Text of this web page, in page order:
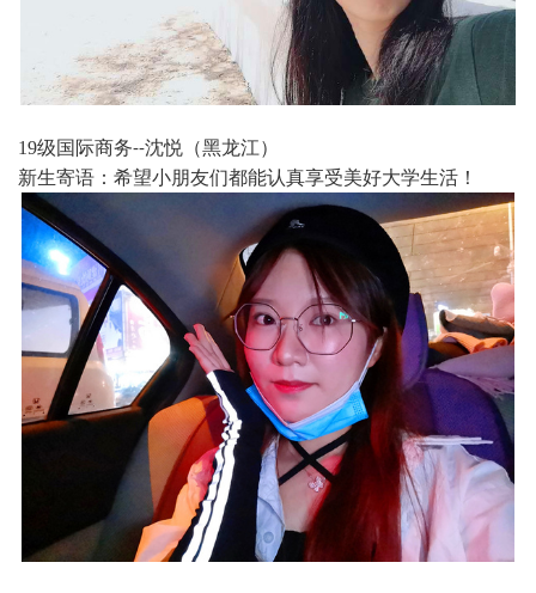
19级国际商务--沈悦（黑龙江）
新生寄语：希望小朋友们都能认真享受美好大学生活！